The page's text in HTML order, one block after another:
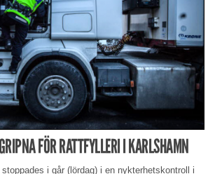
FÖR RATTFYLLERI I KARLSHAMN
i går (lördag) i en nykterhetskontroll i